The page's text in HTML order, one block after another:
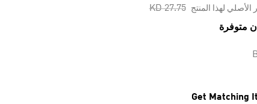
الأصلي لهذا المنتج Price reduced from
KD 27.75
to
Get Matching